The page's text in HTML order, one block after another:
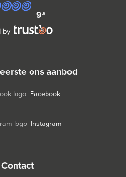
9,8
by
ons aanbod
Facebook
Instagram
contact